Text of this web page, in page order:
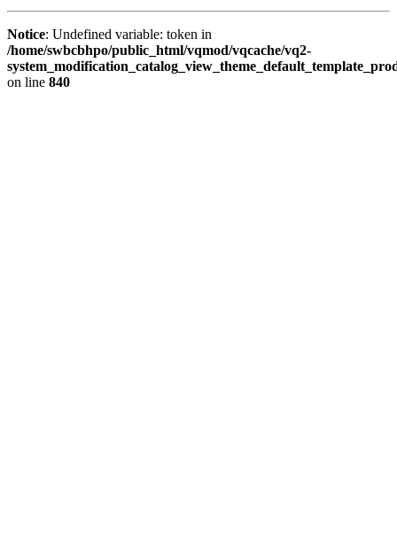
Notice: Undefined variable: token in
/home/swbcbhpo/public_html/vqmod/vqcache/vq2-
on line 840